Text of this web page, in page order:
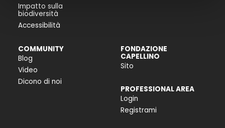
Impatto sulla
biodiversità
Accessibilità
COMMUNITY
Blog
Video
Dicono di noi
FONDAZIONE
CAPELLINO
Sito
PROFESSIONAL AREA
Login
Registrami